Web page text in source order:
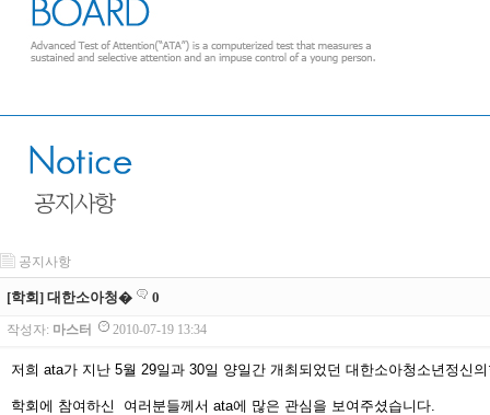
공지사항
[학회] 대한소아청� 0
작성자: 마스터 2010-07-19 13:34
저희 ata가 지난 5월 29일과 30일 양일간 개최되었던 대한소아청소년정신
학회에 참여하신 여러분들께서 ata에 많은 관심을 보여주셨습니다.